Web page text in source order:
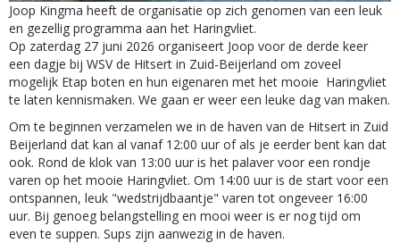
Joop Kingma heeft de organisatie op zich genomen van een leuk
en gezellig programma aan het Haringvliet.
Op zaterdag 27 juni 2026 organiseert Joop voor de derde keer
een dagje bij WSV de Hitsert in Zuid-Beijerland om zoveel
mogelijk Etap boten en hun eigenaren met het mooie Haringvliet
te laten kennismaken. We gaan er weer een leuke dag van maken.
Om te beginnen verzamelen we in de haven van de Hitsert in Zuid
Beijerland dat kan al vanaf 12:00 uur of als je eerder bent kan dat
ook. Rond de klok van 13:00 uur is het palaver voor een rondje
varen op het mooie Haringvliet. Om 14:00 uur is de start voor een
ontspannen, leuk "wedstrijdbaantje" varen tot ongeveer 16:00
uur. Bij genoeg belangstelling en mooi weer is er nog tijd om
even te suppen. Sups zijn aanwezig in de haven.